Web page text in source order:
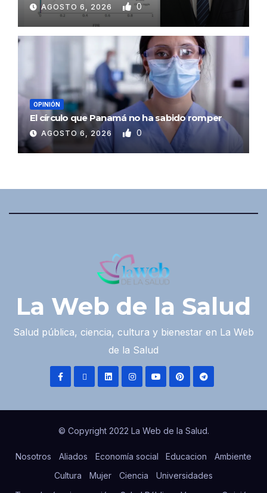
AGOSTO 6, 2026 0
OPINIÓN
El círculo que Panamá no ha sabido romper
AGOSTO 6, 2026 0
La Web de la Salud
Salud pública, ciencia, cultura y bienestar en La Web
de la Salud
© Copyright 2022 La Web de la Salud.
Nosotros Aliados Economía social Educacion
Ambiente
Cultura
Mujer Ciencia
Universidades